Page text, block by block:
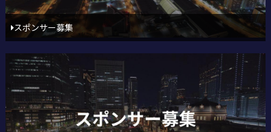
スポンサー募集